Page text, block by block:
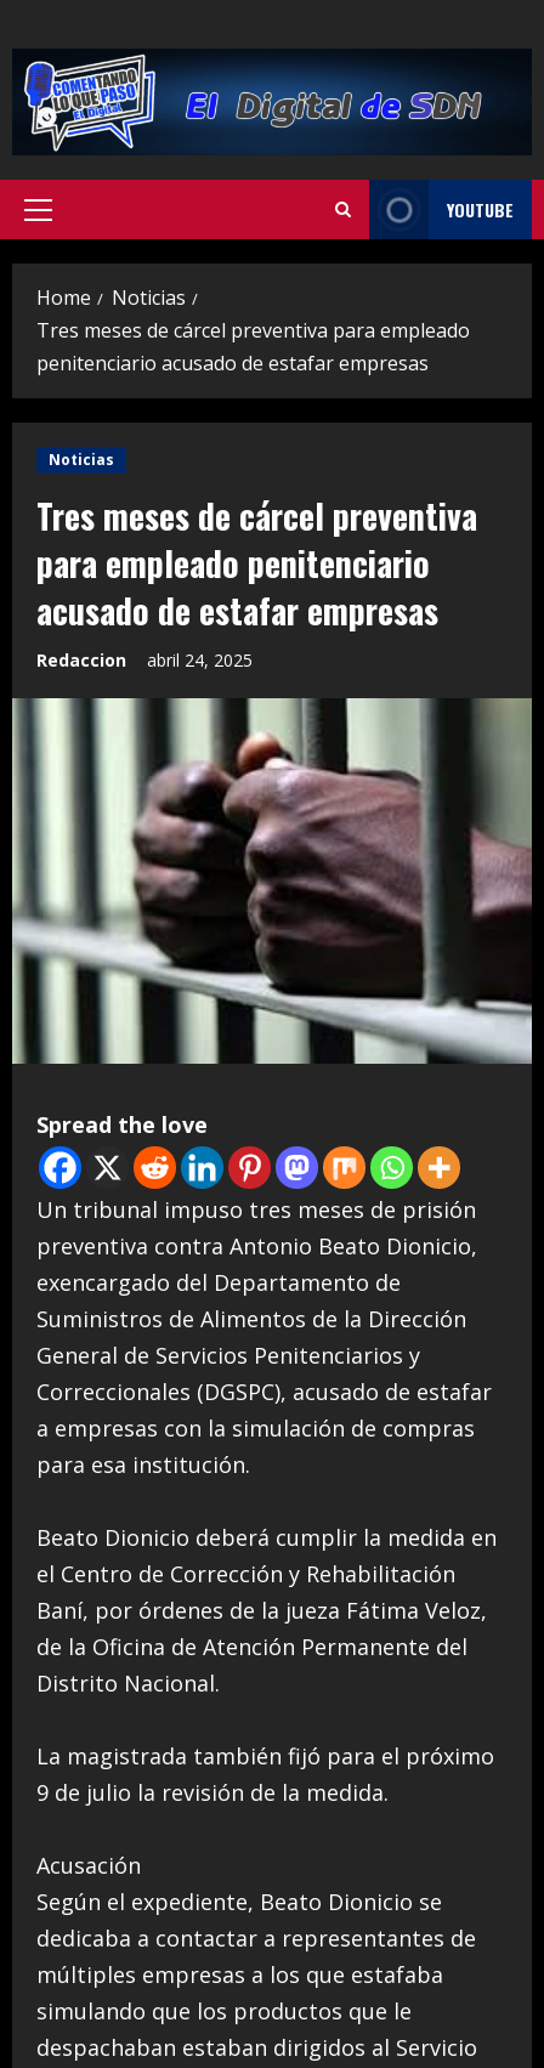
to
content
Primary
YOUTUBE
Home
Noticias
Tres meses de cárcel preventiva para empleado
penitenciario acusado de estafar empresas
Noticias
Tres meses de cárcel preventiva
para empleado penitenciario
acusado de estafar empresas
Redaccion abril 24, 2025
Spread the love
Un tribunal impuso tres meses de prisión
preventiva contra Antonio Beato Dionicio,
exencargado del Departamento de
Suministros de Alimentos de la Dirección
General de Servicios Penitenciarios y
Correccionales (DGSPC), acusado de estafar
a empresas con la simulación de compras
para esa institución.
Beato Dionicio deberá cumplir la medida en
el Centro de Corrección y Rehabilitación
Baní, por órdenes de la jueza Fátima Veloz,
de la Oficina de Atención Permanente del
Distrito Nacional.
La magistrada también fijó para el próximo
9 de julio la revisión de la medida.
Acusación
Según el expediente, Beato Dionicio se
dedicaba a contactar a representantes de
múltiples empresas a los que estafaba
simulando que los productos que le
despachaban estaban dirigidos al Servicio